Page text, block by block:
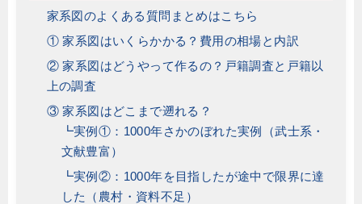
家系図のよくある質問まとめはこちら
① 家系図はいくらかかる？費用の相場と内訳
② 家系図はどうやって作るの？戸籍調査と戸籍以
上の調査
③ 家系図はどこまで遡れる？
┗実例①：1000年さかのぼれた実例（武士系・
文献豊富）
┗実例②：1000年を目指したが途中で限界に達
した（農村・資料不足）